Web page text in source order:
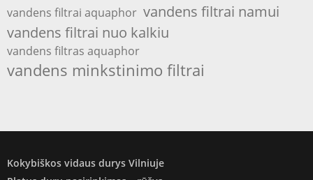
vandens filtrai aquaphor vandens filtrai namui
vandens filtrai nuo kalkiu
vandens filtras aquaphor
vandens minkstinimo filtrai
Kokybiškos vidaus durys Vilniuje